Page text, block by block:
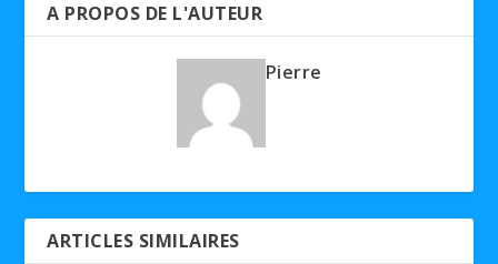
A PROPOS DE L'AUTEUR
Pierre
ARTICLES SIMILAIRES